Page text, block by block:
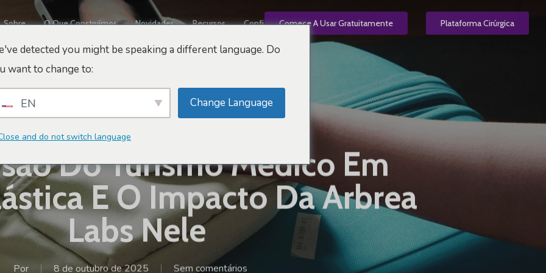
Sobre O Que Construímos Novidades Recursos Confiável PT
Comece A Usar Gratuitamente Plataforma Cirúrgica
Do Turismo Médico Em
E O Impacto Da Arbrea
Labs Nele
Por 8 de outubro de 2025 Sem comentários
detected you might be speaking a different language. Do
want to change to:
EN Change Language
and do not switch language